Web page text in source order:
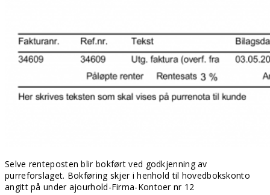
Selve renteposten blir bokført ved godkjenning av
purreforslaget. Bokføring skjer i henhold til hovedbokskonto
angitt på under ajourhold-Firma-Kontoer nr 12